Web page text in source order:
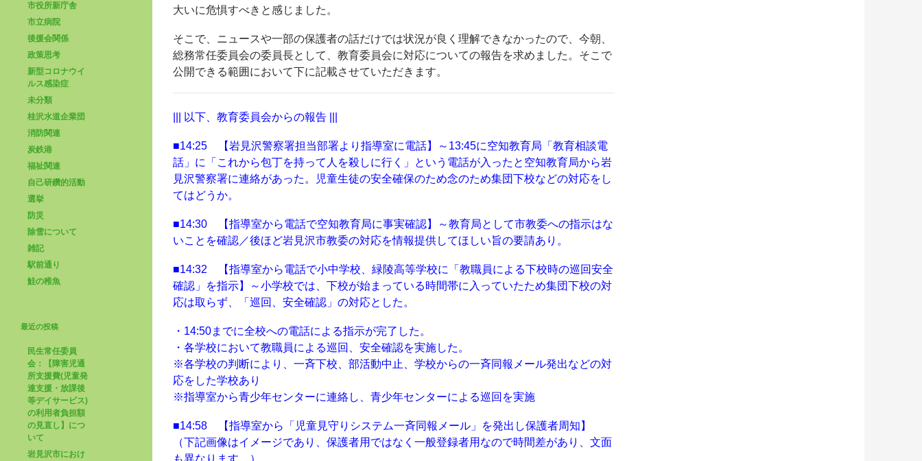
大いに危惧すべきと感じました。
そこで、ニュースや一部の保護者の話だけでは状況が良く理解できなかったので、今朝、
総務常任委員会の委員長として、教育委員会に対応についての報告を求めました。そこで
公開できる範囲において下に記載させていただきます。
||| 以下、教育委員会からの報告 |||
■14:25 【岩見沢警察署担当部署より指導室に電話】～13:45に空知教育局「教育相談電
話」に「これから包丁を持って人を殺しに行く」という電話が入ったと空知教育局から岩
見沢警察署に連絡があった。児童生徒の安全確保のため念のため集団下校などの対応をし
てはどうか。
■14:30 【指導室から電話で空知教育局に事実確認】～教育局として市教委への指示はな
いことを確認／後ほど岩見沢市教委の対応を情報提供してほしい旨の要請あり。
■14:32 【指導室から電話で小中学校、緑陵高等学校に「教職員による下校時の巡回安全
確認」を指示】～小学校では、下校が始まっている時間帯に入っていたため集団下校の対
応は取らず、「巡回、安全確認」の対応とした。
・14:50までに全校への電話による指示が完了した。
・各学校において教職員による巡回、安全確認を実施した。
※各学校の判断により、一斉下校、部活動中止、学校からの一斉同報メール発出などの対
応をした学校あり
※指導室から青少年センターに連絡し、青少年センターによる巡回を実施
■14:58 【指導室から「児童見守りシステム一斉同報メール」を発出し保護者周知】
（下記画像はイメージであり、保護者用ではなく一般登録者用なので時間差があり、文面
も異なります。）
市役所新庁舎
市立病院
後援会関係
政策思考
新型コロナウイ
ルス感染症
未分類
桂沢水道企業団
消防関連
炭鉄港
福祉関連
自己研鑽的活動
選挙
防災
除雪について
雑記
駅前通り
鮭の稚魚
最近の投稿
民生常任委員
会：【障害児通
所支援費(児童発
達支援・放課後
等デイサービス)
の利用者負担額
の見直し】につ
いて
岩見沢市におけ